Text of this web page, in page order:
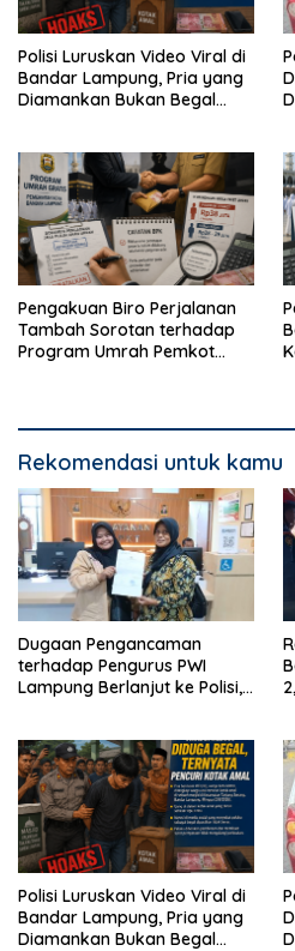
Polisi Luruskan Video Viral di
Bandar Lampung, Pria yang
Diamankan Bukan Begal
Pengakuan Biro Perjalanan
Tambah Sorotan terhadap
Program Umrah Pemkot
Rekomendasi untuk kamu
Dugaan Pengancaman
terhadap Pengurus PWI
Lampung Berlanjut ke Polisi,
Polisi Luruskan Video Viral di
Bandar Lampung, Pria yang
Diamankan Bukan Begal